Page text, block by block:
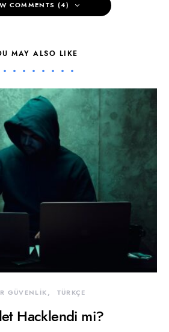
COMMENTS (4)
MAY ALSO LIKE
GÜVENLİK TÜRKÇE
Hacklendi mi?